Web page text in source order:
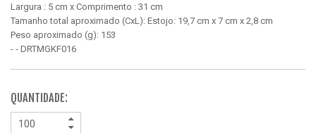
Largura : 5 cm x Comprimento : 31 cm
Tamanho total aproximado (CxL): Estojo: 19,7 cm x 7 cm x 2,8 cm
Peso aproximado (g): 153
- - DRTMGKF016
QUANTIDADE: